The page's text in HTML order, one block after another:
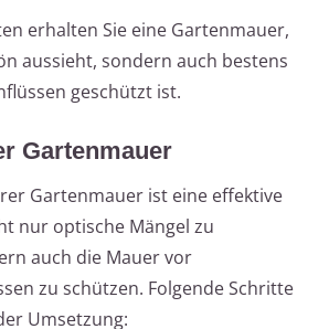
erhalten Sie eine Gartenmauer,
aussieht, sondern auch bestens
geschützt ist.
Gartenmauer
Gartenmauer ist eine effektive
nur optische Mängel zu
auch die Mauer vor
zu schützen. Folgende Schritte
Umsetzung: